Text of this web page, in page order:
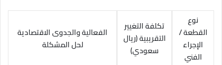
نوع
القطعة /
الإجراء
الفني
تكلفة التغيير
التقريبية (ريال
سعودي)
الفعالية والجدوى الاقتصادية
لحل المشكلة